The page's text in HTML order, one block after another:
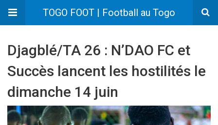
TOGO FOOT | Football au Togo
Djagblé/TA 26 : N’DAO FC et
Succès lancent les hostilités le
dimanche 14 juin